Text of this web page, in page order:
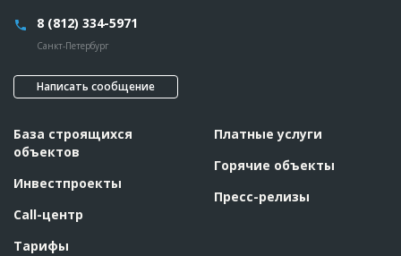
8 (812) 334-5971
Санкт-Петербург
Написать сообщение
База строящихся
объектов
Инвестпроекты
Call-центр
Тарифы
Платные услуги
Горячие объекты
Пресс-релизы